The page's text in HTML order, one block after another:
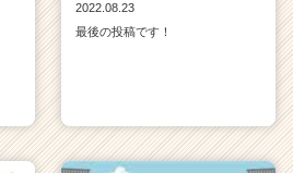
2022.08.23
最後の投稿です！